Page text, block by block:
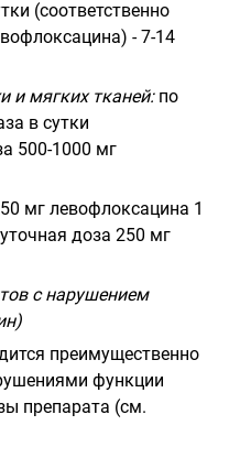
(соответственно
- 7-14
и мягких тканей:по
в сутки
500-1000 мг
мг левофлоксацина 1
доза 250 мг
с нарушением
преимущественно
функции
препарата (см.